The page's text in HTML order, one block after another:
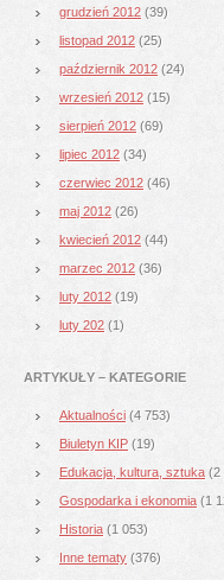
grudzień 2012 (39)
listopad 2012 (25)
październik 2012 (24)
wrzesień 2012 (15)
sierpień 2012 (69)
lipiec 2012 (34)
czerwiec 2012 (46)
maj 2012 (26)
kwiecień 2012 (44)
marzec 2012 (36)
luty 2012 (19)
luty 202 (1)
ARTYKUŁY – KATEGORIE
Aktualności (4 753)
Biuletyn KIP (19)
Edukacja, kultura, sztuka (2
Gospodarka i ekonomia (1
Historia (1 053)
Inne tematy (376)